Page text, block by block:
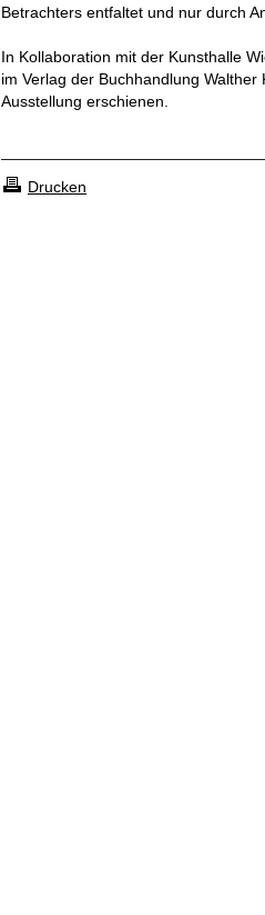
Betrachters entfaltet und nur durch
In Kollaboration mit der Kunsthalle
im Verlag der Buchhandlung
Ausstellung erschienen.
Drucken